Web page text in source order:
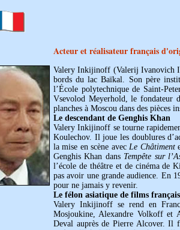
Acteur et réalisateur français
Valery Inkijinoff (Valerij Ivanovich
bords du lac Baïkal. Son père
l’École polytechnique de Saint-
Vsevolod Meyerhold, le fondateur
planches à Moscou dans des pièces
Le descendant de Genghis Khan
Valery Inkijinoff se tourne
Koulechov. Il joue les doublures
la mise en scène avecLe Châtiment
Genghis Khan dans Tempête sur
l’école de théâtre et de cinéma
pas avoir une grande audience. En
pour ne jamais y revenir.
Le félon asiatique de films français
Valery Inkijinoff se rend en
Mosjoukine, Alexandre Volkoff et
Deval auprès de Pierre Alcover. Il